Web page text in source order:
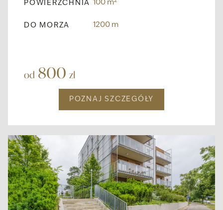
POWIERZCHNIA 100 m
DO MORZA 1200 m
od 800 zł
POZNAJ SZCZEGÓŁY